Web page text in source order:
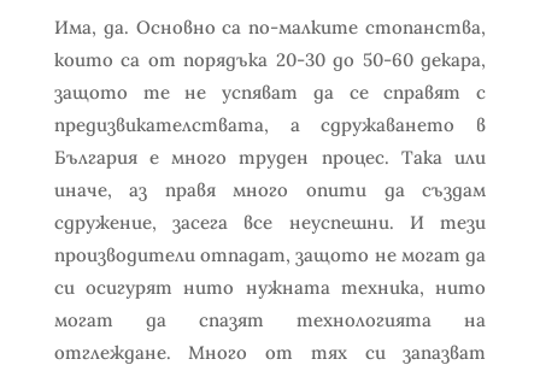
Има, да. Основно са по-малките стопанства,
които са от порядъка 20-30 до 50-60 декара,
защото те не успяват да се справят с
предизвикателствата, а сдружаването в
България е много труден процес. Така или
иначе, аз правя много опити да създам
сдружение, засега все неуспешни. И тези
производители отпадат, защото не могат да
си осигурят нито нужната техника, нито
могат да спазят технологията на
отглеждане. Много от тях си запазват